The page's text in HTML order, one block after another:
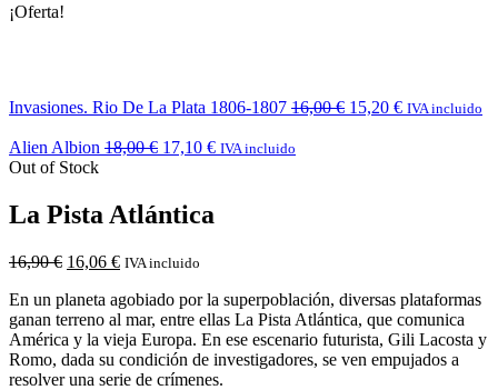
¡Oferta!
Invasiones. Rio De La Plata 1806-1807 16,00€ 15,20 € IVA incluido
Alien Albion 18,00€ 17,10 € IVA incluido
Out of Stock
La Pista Atlántica
16,90€ 16,06 € IVA incluido
En un planeta agobiado por la superpoblación, diversas plataformas
ganan terreno al mar, entre ellas La Pista Atlántica, que comunica
América y la vieja Europa. En ese escenario futurista, Gili Lacosta y
Romo, dada su condición de investigadores, se ven empujados a
resolver una serie de crímenes.